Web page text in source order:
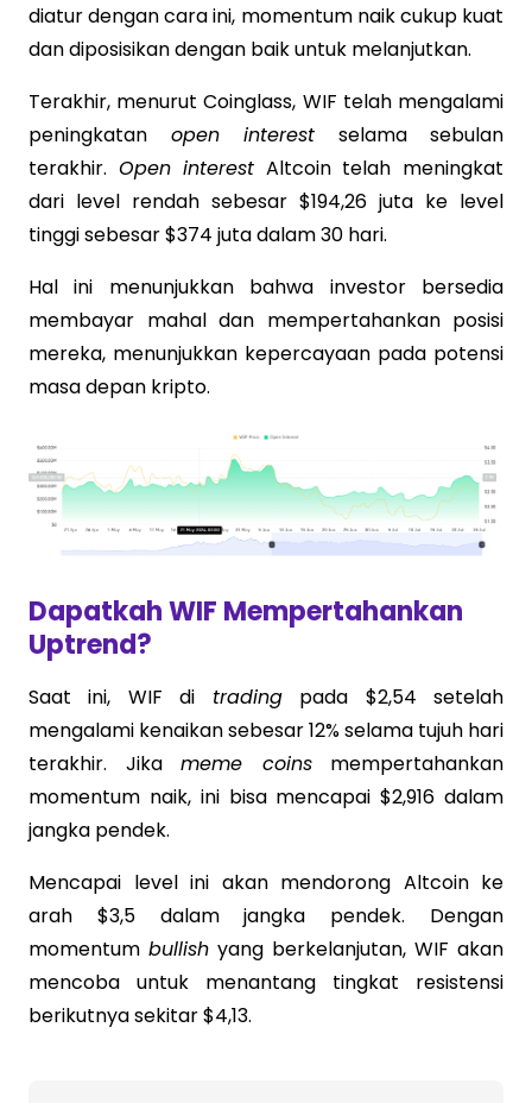
diatur dengan cara ini, momentum naik cukup kuat
dan diposisikan dengan baik untuk melanjutkan.
Terakhir, menurut Coinglass, WIF telah mengalami
peningkatan open interest selama sebulan
terakhir. Open interest Altcoin telah meningkat
dari level rendah sebesar $194,26 juta ke level
tinggi sebesar $374 juta dalam 30 hari.
Hal ini menunjukkan bahwa investor bersedia
membayar mahal dan mempertahankan posisi
mereka, menunjukkan kepercayaan pada potensi
masa depan kripto.
Dapatkah WIF Mempertahankan
Uptrend?
Saat ini, WIF di tradingpada $2,54 setelah
mengalami kenaikan sebesar 12% selama tujuh hari
terakhir. Jika meme coinsmempertahankan
momentum naik, ini bisa mencapai $2,916 dalam
jangka pendek.
Mencapai level ini akan mendorong Altcoin ke
arah $3,5 dalam jangka pendek. Dengan
momentum bullish yang berkelanjutan, WIF akan
mencoba untuk menantang tingkat resistensi
berikutnya sekitar $4,13.